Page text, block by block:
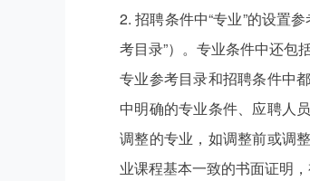
2. 招聘条件中“专业”的设置
考目录”）。专业条件中还包
专业参考目录和招聘条件中
中明确的专业条件、应聘人
调整的专业，如调整前或调
业课程基本一致的书面证明